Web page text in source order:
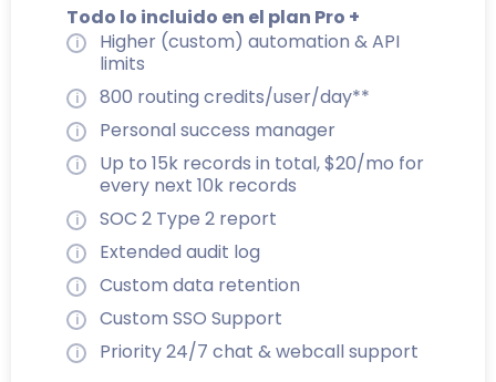
Todo lo incluido en el plan Pro +
Higher (custom) automation & API
limits
800 routing credits/user/day**
Personal success manager
Up to 15k records in total, $20/mo for
every next 10k records
SOC 2 Type 2 report
Extended audit log
Custom data retention
Custom SSO Support
Priority 24/7 chat & webcall support